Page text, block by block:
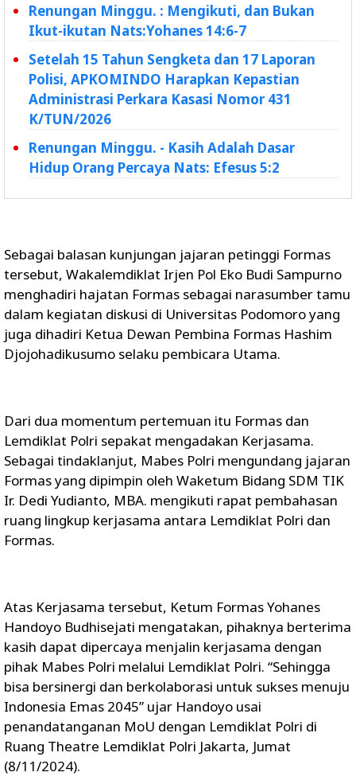
Renungan Minggu. : Mengikuti, dan Bukan
Ikut-ikutan Nats:Yohanes 14:6-7
Setelah 15 Tahun Sengketa dan 17 Laporan
Polisi, APKOMINDO Harapkan Kepastian
Administrasi Perkara Kasasi Nomor 431
K/TUN/2026
Renungan Minggu. - Kasih Adalah Dasar
Hidup Orang Percaya Nats: Efesus 5:2
Sebagai balasan kunjungan jajaran petinggi Formas
tersebut, Wakalemdiklat Irjen Pol Eko Budi Sampurno
menghadiri hajatan Formas sebagai narasumber tamu
dalam kegiatan diskusi di Universitas Podomoro yang
juga dihadiri Ketua Dewan Pembina Formas Hashim
Djojohadikusumo selaku pembicara Utama.
Dari dua momentum pertemuan itu Formas dan
Lemdiklat Polri sepakat mengadakan Kerjasama.
Sebagai tindaklanjut, Mabes Polri mengundang jajaran
Formas yang dipimpin oleh Waketum Bidang SDM TIK
Ir. Dedi Yudianto, MBA. mengikuti rapat pembahasan
ruang lingkup kerjasama antara Lemdiklat Polri dan
Formas.
Atas Kerjasama tersebut, Ketum Formas Yohanes
Handoyo Budhisejati mengatakan, pihaknya berterima
kasih dapat dipercaya menjalin kerjasama dengan
pihak Mabes Polri melalui Lemdiklat Polri. “Sehingga
bisa bersinergi dan berkolaborasi untuk sukses menuju
Indonesia Emas 2045” ujar Handoyo usai
penandatanganan MoU dengan Lemdiklat Polri di
Ruang Theatre Lemdiklat Polri Jakarta, Jumat
(8/11/2024).